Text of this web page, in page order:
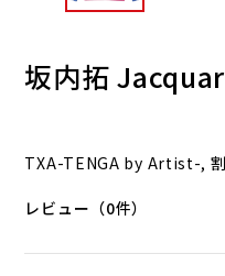
坂内拓
TXA-TENGA by Artist-,
レビュー（0件）